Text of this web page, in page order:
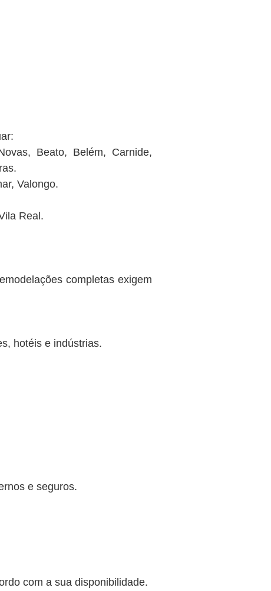
Beato, Belém, Carnide,
Valongo.
Real.
completas exigem
hotéis e indústrias.
e seguros.
com a sua disponibilidade.